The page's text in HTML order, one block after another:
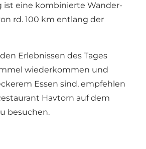
ist eine kombinierte Wander-
rd. 100 km entlang der
Erlebnissen des Tages
wiederkommen und
Essen sind, empfehlen
Havtorn auf dem
besuchen.